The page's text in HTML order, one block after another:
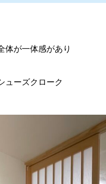
体が一体感があり
ューズクローク